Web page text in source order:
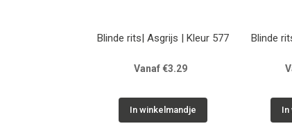
Blinde rits| Asgrijs | Kleur 577
Vanaf €3.29
In winkelmandje
Blinde
In